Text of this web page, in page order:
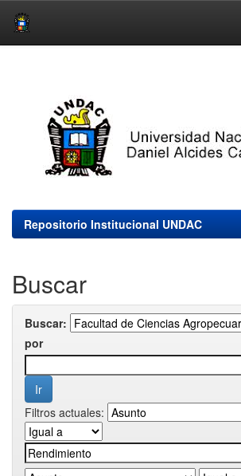
Repositorio Institucional UNDAC
Buscar
Buscar:
por
Filtros actuales: